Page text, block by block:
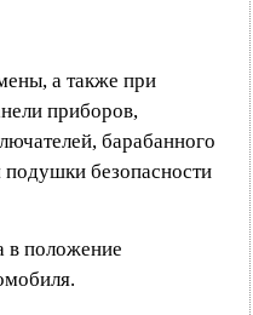
а также при
приборов,
барабанного
подушки безопасности
в положение